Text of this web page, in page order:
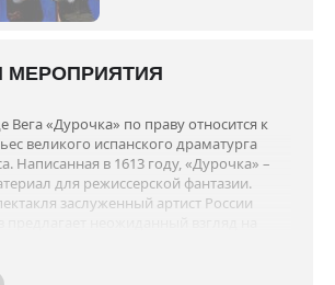
МЕРОПРИЯТИЯ
Вега «Дурочка» по праву относится к
великого испанского драматурга
Написанная в 1613 году, «Дурочка» –
для режиссерской фантазии.
заслуженный артист России